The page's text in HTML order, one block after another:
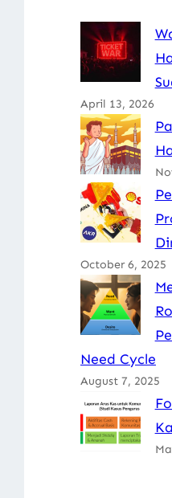
April 13, 2026
October 6, 2025
Need Cycle
August 7, 2025